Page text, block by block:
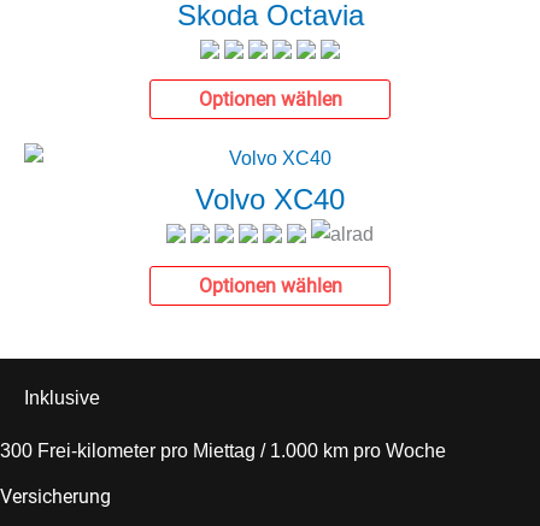
Skoda Octavia
Optionen wählen
Volvo XC40
Optionen wählen
Inklusive
300 Frei-kilometer pro Miettag / 1.000 km pro Woche
Versicherung